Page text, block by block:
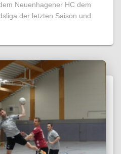
Neuenhagener HC dem
der letzten Saison und